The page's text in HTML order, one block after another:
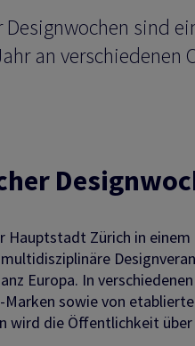
sind
an verschiedenen
Hauptstadt Zürich in
Europa. In
sowie von
wird die Öffentlichkeit